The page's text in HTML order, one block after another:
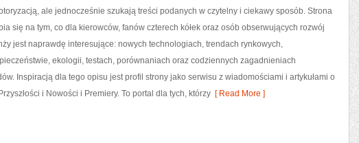
ale jednocześnie szukają treści podanych w czytelny i ciekawy sposób. Strona
się na tym, co dla kierowców, fanów czterech kółek oraz osób obserwujących rozwój
jest naprawdę interesujące: nowych technologiach, trendach rynkowych,
ekologii, testach, porównaniach oraz codziennych zagadnieniach
Inspiracją dla tego opisu jest profil strony jako serwisu z wiadomościami i artykułami o
i Nowości i Premiery. To portal dla tych, którzy [ Read More ]